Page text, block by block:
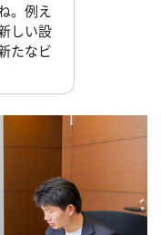
。例え
しい設
たなビ